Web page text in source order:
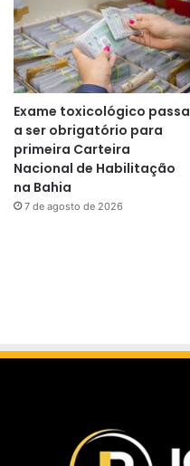
Exame toxicológico passa
a ser obrigatório para
primeira Carteira
Nacional de Habilitação
na Bahia
7 de agosto de 2026